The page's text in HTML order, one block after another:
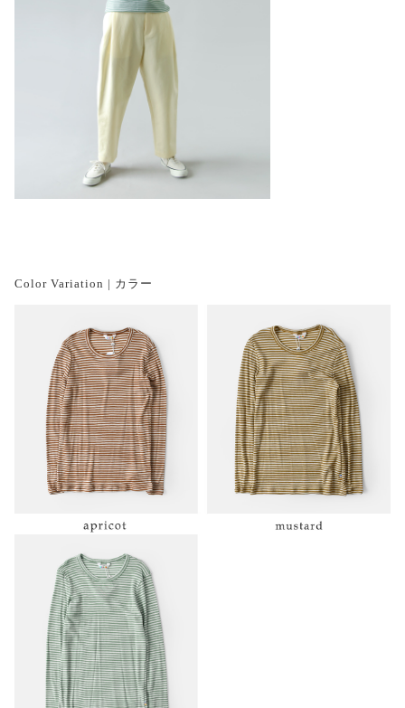
Color Variation | カラー